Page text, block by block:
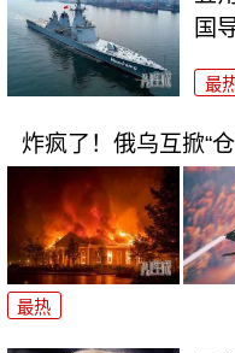
国
最
炸疯了！俄乌互掀“
最热